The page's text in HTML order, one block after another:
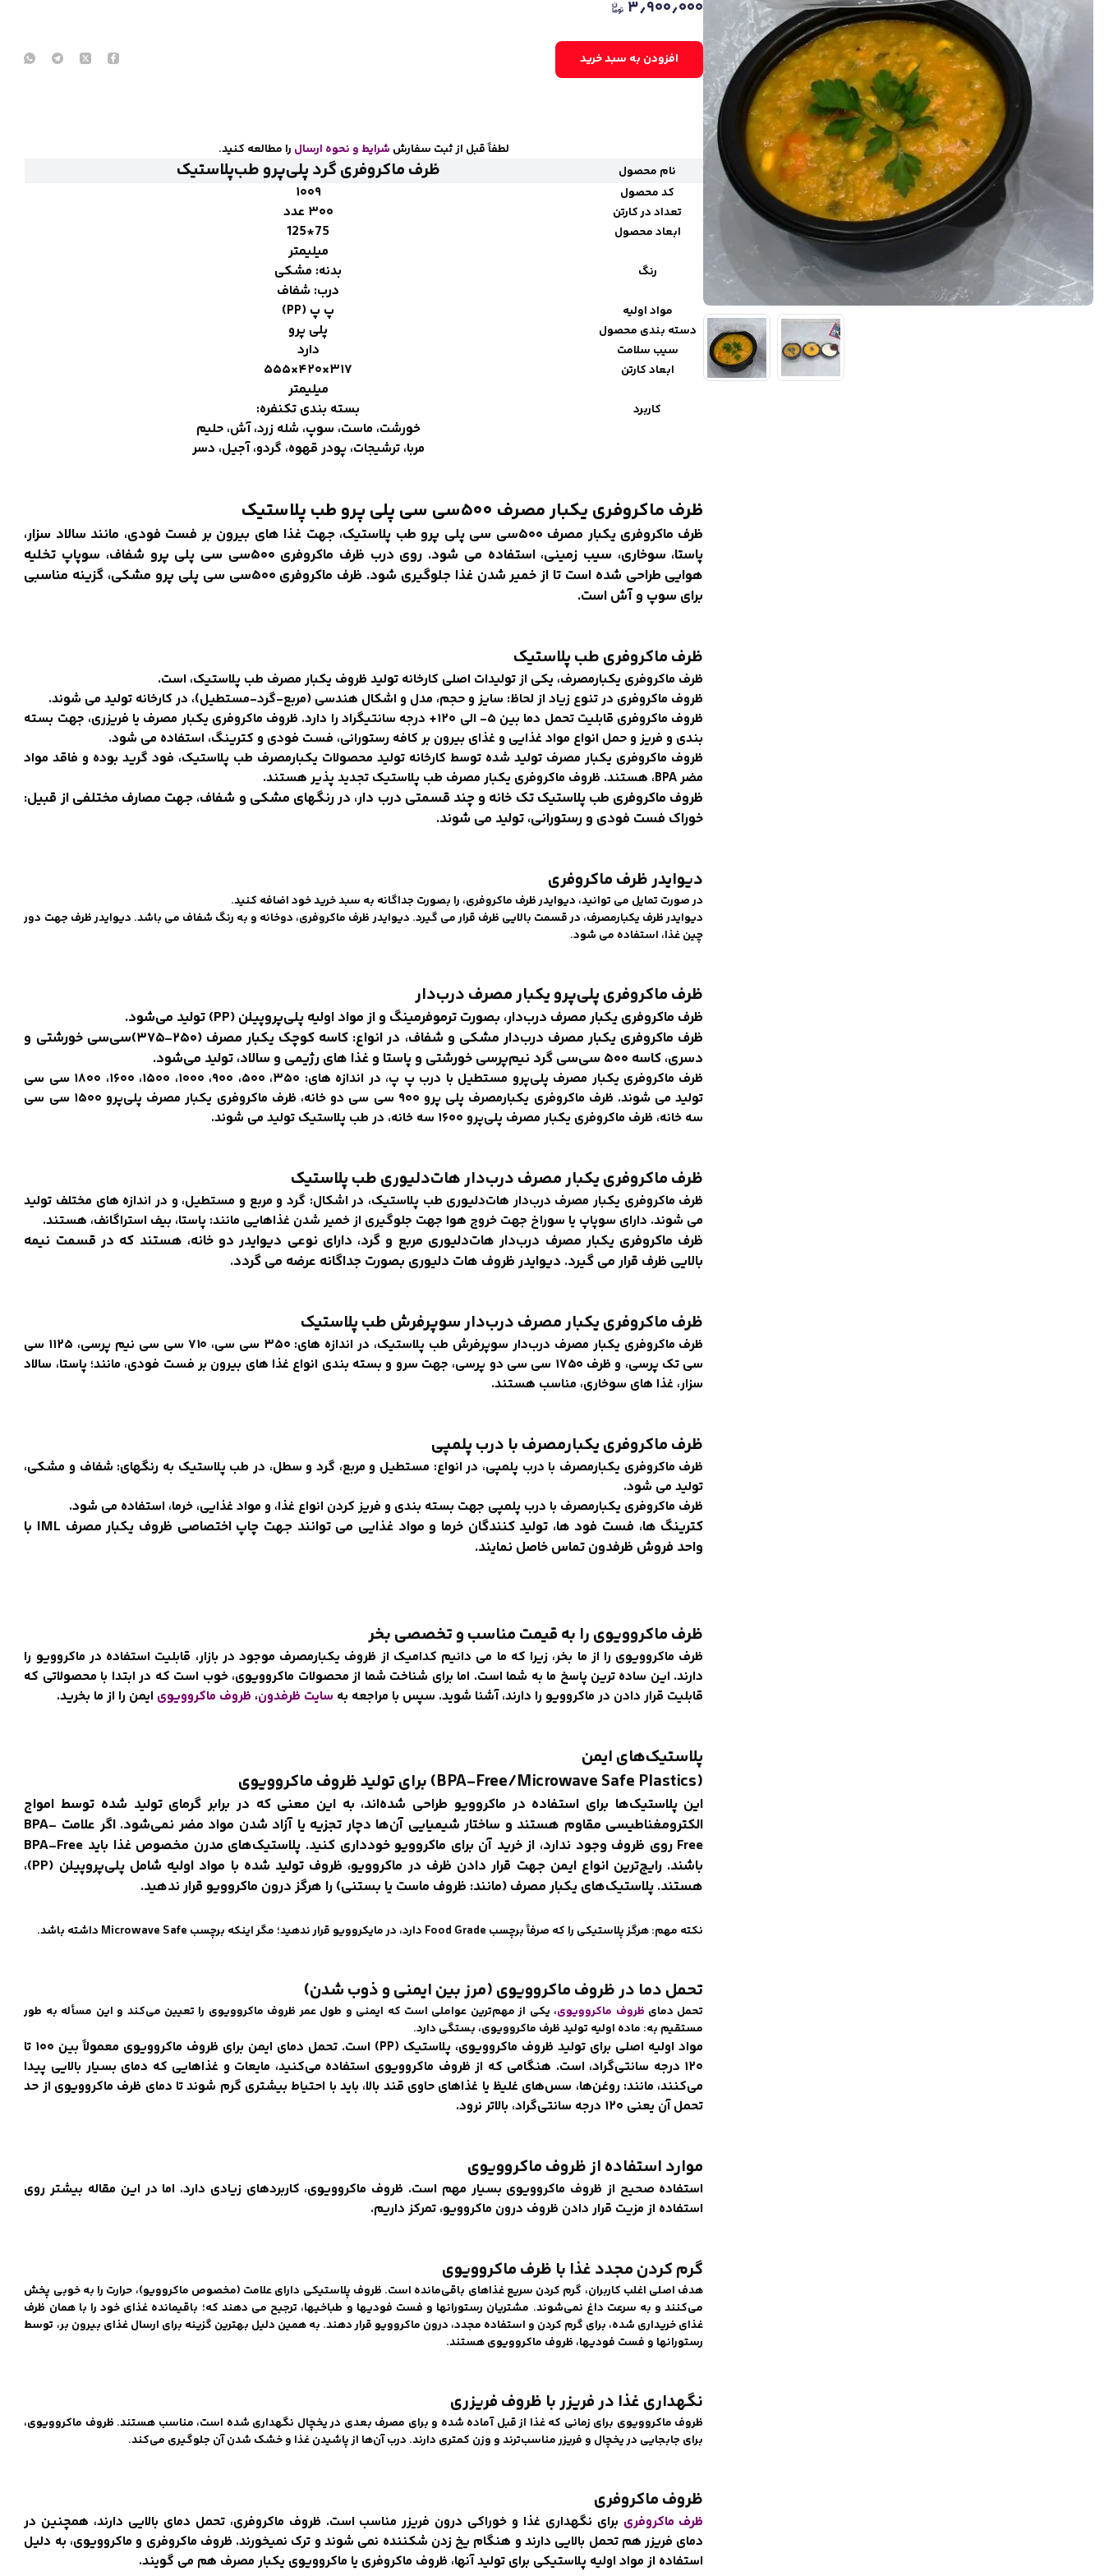
۳٫۹۰۰٫۰۰۰
افزودن به سبد خرید
لطفاً قبل از ثبت سفارش شرایط و نحوه ارسال را مطالعه کنید.
نام محصول
ظرف ماکروفری گرد پلی‌پرو طب‌پلاستیک
کد محصول ۱۰۰۹
تعداد در کارتن ۳۰۰ عدد
ابعاد محصول
75*125
میلیمتر
رنگ
بدنه: مشکی
درب: شفاف
مواد اولیه پ پ (PP)
دسته بندی محصول پلی پرو
سیب سلامت دارد
ابعاد کارتن
۳۱۷×۴۲۰×۵۵۵
میلیمتر
کاربرد
بسته بندی تکنفره:
خورشت، ماست، سوپ، شله زرد، آش، حلیم
مربا، ترشیجات، پودر قهوه، گردو، آجیل، دسر
ظرف ماکروفری یکبار مصرف ۵۰۰سی سی پلی پرو طب پلاستیک
ظرف ماکروفری یکبار مصرف
طب پلاستیک، جهت غذا های بیرون بر فست فودی، مانند سالاد سزار،
پاستا، سوخاری، سیب زمینی، استفاده می شود. روی درب ظرف ماکروفری
شفاف، سوپاپ تخلیه
هوایی طراحی شده است تا از خمیر شدن غذا جلوگیری شود. ظرف ماکروفری
مشکی، گزینه مناسبی
برای سوپ و آش است.
ظرفماکروفریطب پلاستیک
ظرف ماکروفری یکبارمصرف، یکی از تولیدات اصلی کارخانه تولید ظروف‌ یکبار مصرف طب پلاستیک، است.
ظروف ماکروفری در تنوع زیاد از لحاظ: سایز و حجم، مدل و اشکال هندسی (مربع-گرد-مستطیل)، در کارخانه تولید می شوند.
ظروف‌‌ ماکروفری قابلیت تحمل دما بین ۵- الی ۱۲۰+ درجه سانتیگراد را دارد. ظروف ماکروفری یکبار مصرف یا فریزری، جهت بسته
بندی و فریز و حمل انواع مواد غذایی و غذای بیرون بر کافه رستورانی، فست فودی و کترینگ، استفاده می شود.
ظروف ماکروفری یکبار مصرف تولید شده توسط کارخانه تولید محصولات یکبارمصرف طب پلاستیک، فود گرید بوده و فاقد مواد
مضر BPA، هستند. ظروف ماکروفری یکبار مصرف طب پلاستیک تجدید پذیر هستند.
‌ظروف ماکروفری طب پلاستیک‌ تک خانه و چند قسمتی درب دار، در رنگهای مشکی و‌ شفاف، جهت مصارف مختلفی از قبیل:
خوراک فست فودی و رستورانی، تولید می شوند.
دیوایدر ظرف ماکروفری
در صورت تمایل می توانید، دیوایدر ظرف ماکروفری، را بصورت جداگانه به سبد خرید خود اضافه کنید.
دیوایدر ظرف یکبارمصرف، در قسمت بالایی ظرف قرار می گیرد. دیوایدر ظرف ماکروفری، دوخانه و به رنگ شفاف می باشد. دیوایدر ظرف جهت دور
چین غذا، استفاده می شود.
ظرف ماکروفری پلی‌پرو یکبار مصرف درب‌دار
ظرف ماکروفری یکبار مصرف درب‌دار، بصورت ترموفرمینگ و از مواد اولیه پلی‌پروپیلن (PP) تولید می‌شود.
ظرف ماکروفری یکبار مصرف درب‌دار مشکی و شفاف، در انواع: کاسه کوچک یکبار مصرف (۲۵۰-۳۷۵‌)سی‌سی خورشتی و
دسری، کاسه ۵۰۰ سی‌سی گرد نیم‌پرسی خورشتی و پاستا و غذا های رژیمی و سالاد، تولید می‌شود.
ظرف ماکروفری یکبار مصرف پلی‌پرو مستطیل با درب پ پ، در اندازه های: ۳۵۰، ۵۰۰، ۹۰۰، ۱۰۰۰، ۱۵۰۰، ۱۶۰۰، ۱۸۰۰ سی سی
تولید می شوند. ظرف ماکروفری یکبارمصرف پلی پرو ۹۰۰ سی سی دو خانه، ظرف ماکروفری یکبار مصرف پلی‌پرو ۱۵۰۰ سی سی
سه خانه، ظرف ماکروفری یکبار مصرف پلی‌پرو ۱۶۰۰ سه خانه، در طب پلاستیک تولید می شوند.
ظرف ماکروفری یکبار مصرف درب‌دار هات‌دلیوری طب پلاستیک
ظرف ماکروفری یکبار مصرف درب‌دار هات‌دلیوری طب پلاستیک، در اشکال: گرد و مربع و مستطیل، و در اندازه های مختلف تولید
می شوند. دارای سوپاپ یا سوراخ جهت خروج هوا جهت جلوگیری از خمیر شدن غذاهایی مانند: پاستا، بیف استراگانف، هستند.
ظرف ماکروفری یکبار مصرف درب‌دار هات‌دلیوری مربع و گرد، دارای نوعی دیوایدر دو خانه، هستند که در قسمت نیمه
بالایی ظرف قرار می گیرد. دیوایدر ظروف هات دلیوری بصورت جداگانه عرضه می گردد.
ظرف ماکروفری یکبار مصرف درب‌دار سوپر‌فرش طب پلاستیک
ظرف ماکروفری یکبار مصرف درب‌دار سوپر‌فرش طب پلاستیک، در اندازه های: ۳۵۰ سی سی، ۷۱۰ سی سی نیم پرسی، ۱۱۲۵ سی
سی تک پرسی، و ظرف ۱۷۵۰ سی سی دو پرسی، جهت سرو و بسته بندی انواع غذا های بیرون بر فست فودی، مانند؛ پاستا، سالاد
سزار، غذا های سوخاری، مناسب هستند.
ظرف ماکروفری یکبارمصرف با درب پلمپی
ظرف ماکروفری یکبارمصرف با درب پلمپی، در انواع: مستطیل و مربع، گرد و سطل، در طب پلاستیک به رنگهای: شفاف و مشکی،
تولید می شود.
ظرف ماکروفری یکبارمصرف با درب پلمپی جهت بسته بندی و فریز کردن انواع غذا، و مواد غذایی، خرما، استفاده می شود.
کترینگ ها، فست فود ها، تولید کنندگان خرما و‌ مواد غذایی می توانند جهت چاپ اختصاصی ظروف یکبار مصرف IML با
واحد فروش ظرفدون تماس خاصل نمایند.
ظرف ماکروویوی را به قیمت مناسب و تخصصی بخر
ظرف ماکروویوی را از ما بخر، زیرا که ما می دانیم کدامیک از ظروف یکبارمصرف موجود در بازار، قابلیت استفاده در ماکروویو را
دارند. این ساده ترین پاسخ ما به شما است. اما برای شناخت شما از محصولات ماکروویوی، خوب است که در ابتدا با محصولاتی که
قابلیت قرار دادن در ماکروویو را دارند، آشنا شوید. سپس با مراجعه به سایت ظرفدون، ظروف ماکروویوی ایمن را از ما بخرید.
پلاستیک‌های ایمن
(BPA-Free/Microwave Safe Plastics) برای تولید ظروف ماکروویوی
این پلاستیک‌ها برای استفاده در ماکروویو طراحی شده‌اند، به این معنی که در برابر گرمای تولید شده توسط امواج
الکترومغناطیسی مقاوم هستند و ساختار شیمیایی آن‌ها دچار تجزیه یا آزاد شدن مواد مضر نمی‌شود. اگر علامت BPA-
Free روی ظروف وجود ندارد، از خرید آن برای ماکروویو خودداری کنید. پلاستیک‌های مدرن مخصوص غذا باید BPA-Free
باشند. رایج‌ترین انواع ایمن جهت قرار دادن ظرف در ماکروویو، ظروف تولید شده با مواد اولیه شامل پلی‌پروپیلن (PP)،
هستند. پلاستیک‌های یکبار مصرف (مانند: ظروف ماست یا بستنی) را هرگز درون ماکروویو قرار ندهید.
نکته مهم: هرگز پلاستیکی را که صرفاً برچسب Food Grade دارد، در مایکروویو قرار ندهید؛ مگر اینکه برچسب Microwave Safe داشته باشد.
تحمل دما در ظروف ماکروویوی (مرز بین ایمنی و ذوب شدن)
تحمل دمای ظروف ماکروویوی، یکی از مهم‌ترین عواملی است که ایمنی و طول عمر ظروف ماکروویوی را تعیین می‌کند و این مسأله به طور
مستقیم به: ماده اولیه تولید ظرف ماکروویوی، بستگی دارد.
مواد اولیه اصلی برای تولید ظروف ماکروویوی، پلاستیک (PP) است. تحمل دمای ایمن برای ظروف ماکروویوی معمولاً بین ۱۰۰ تا
۱۲۰ درجه سانتی‌گراد، است. هنگامی که از ظروف ماکروویوی استفاده می‌کنید، مایعات و غذاهایی که دمای بسیار بالایی پیدا
می‌کنند، مانند: روغن‌ها، سس‌های غلیظ یا غذاهای حاوی قند بالا، باید با احتیاط بیشتری گرم شوند تا دمای ظرف ماکروویوی از حد
تحمل آن یعنی ۱۲۰ درجه سانتی‌گراد، بالاتر نرود.
موارد استفاده از ظروف ماکروویوی
استفاده صحیح از ظروف ماکروویوی بسیار مهم است. ظروف ماکروویوی، کاربردهای زیادی دارد. اما در این مقاله بیشتر روی
استفاده از مزیت قرار دادن ظروف درون ماکروویو، تمرکز داریم.
گرم کردن مجدد غذا با ظرف ماکروویوی
هدف اصلی اغلب کاربران، گرم کردن سریع غذاهای باقی‌مانده است. ظروف پلاستیکی دارای علامت (مخصوص ماکروویو)، حرارت را به خوبی پخش
می‌کنند و به سرعت داغ نمی‌شوند. مشتریان رستورانها و فست فودیها و طباخیها، ترجیح می دهند که؛ باقیمانده غذای خود را با همان ظرف
غذای خریداری شده، برای گرم کردن و استفاده مجدد، درون ماکروویو قرار دهند. به همین دلیل بهترین گزینه برای ارسال غذای بیرون بر، توسط
رستورانها و فست فودیها، ظروف ماکروویوی هستند.
نگهداری غذا در فریزر با ظروف فریزری
ظروف ماکروویوی برای زمانی که غذا از قبل آماده شده و برای مصرف بعدی در یخچال نگهداری شده است، مناسب هستند. ظروف ماکروویوی،
برای جابجایی در یخچال و فریزر مناسب‌ترند و وزن کمتری دارند. درب آن‌ها از پاشیدن غذا و خشک شدن آن جلوگیری می‌کند.
ظروف ماکروفری
ظرف ماکروفری برای نگهداری غذا و خوراکی درون فریزر مناسب است. ظروف ماکروفری، تحمل دمای بالایی دارند، همچنین در
دمای فریزر هم تحمل بالایی دارند و هنگام یخ زدن شکننده نمی شوند و ترک نمیخورند. ظروف ماکروفری و ماکروویوی، به دلیل
استفاده از مواد اولیه پلاستیکی برای تولید آنها، ظروف ماکروفری یا ماکروویوی یکبار مصرف هم می گویند.